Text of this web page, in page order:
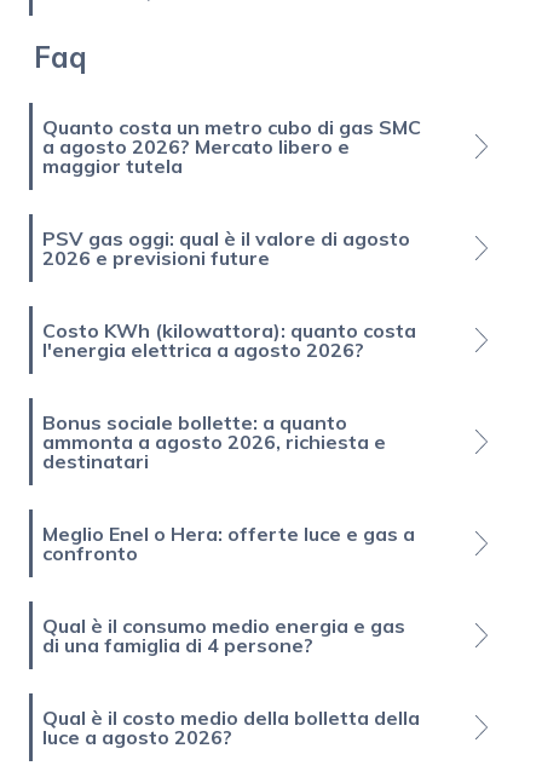
Faq
Quanto costa un metro cubo di gas SMC
a agosto 2026? Mercato libero e
maggior tutela
PSV gas oggi: qual è il valore di agosto
2026 e previsioni future
Costo KWh (kilowattora): quanto costa
l'energia elettrica a agosto 2026?
Bonus sociale bollette: a quanto
ammonta a agosto 2026, richiesta e
destinatari
Meglio Enel o Hera: offerte luce e gas a
confronto
Qual è il consumo medio energia e gas
di una famiglia di 4 persone?
Qual è il costo medio della bolletta della
luce a agosto 2026?